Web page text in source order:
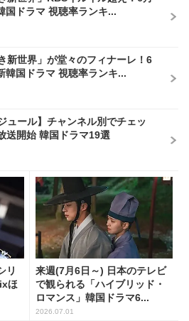
国ドラマ 視聴率ランキ...
新世界」が堂々のフィナーレ！6
韓国ドラマ 視聴率ランキ...
ュール】チャンネル別でチェッ
送開始 韓国ドラマ19選
リ
ほ
来週(7月6日～) 日本のテレビ
で観られる「ハイブリッド・
ロマンス」韓国ドラマ6...
2026.07.01